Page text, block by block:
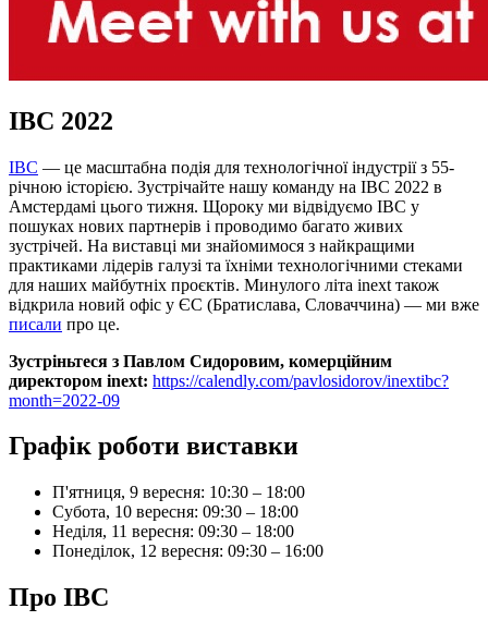
IBC 2022
IBC — це масштабна подія для технологічної індустрії з 55-
річною історією. Зустрічайте нашу команду на IBC 2022 в
Амстердамі цього тижня. Щороку ми відвідуємо IBC у
пошуках нових партнерів і проводимо багато живих
зустрічей. На виставці ми знайомимося з найкращими
практиками лідерів галузі та їхніми технологічними стеками
для наших майбутніх проєктів. Минулого літа inext також
відкрила новий офіс у ЄС (Братислава, Словаччина) — ми вже
писали про це.
Зустріньтеся з Павлом Сидоровим, комерційним
директором inext: https://calendly.com/pavlosidorov/inextibc?
month=2022-09
Графік роботи виставки
П'ятниця, 9 вересня: 10:30 – 18:00
Субота, 10 вересня: 09:30 – 18:00
Неділя, 11 вересня: 09:30 – 18:00
Понеділок, 12 вересня: 09:30 – 16:00
Про IBC